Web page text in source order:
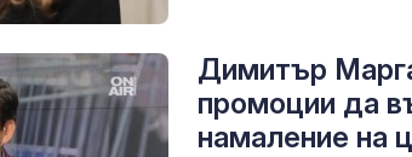
Димитър
промоции да
намаление на